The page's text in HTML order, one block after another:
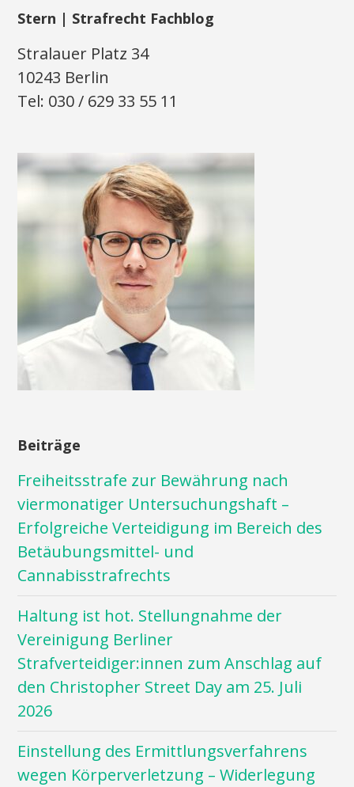
Stern | Strafrecht Fachblog
Stralauer Platz 34
10243 Berlin
Tel: 030 / 629 33 55 11
Beiträge
Freiheitsstrafe zur Bewährung nach
viermonatiger Untersuchungshaft –
Erfolgreiche Verteidigung im Bereich des
Betäubungsmittel- und
Cannabisstrafrechts
Haltung ist hot. Stellungnahme der
Vereinigung Berliner
Strafverteidiger:innen zum Anschlag auf
den Christopher Street Day am 25. Juli
2026
Einstellung des Ermittlungsverfahrens
wegen Körperverletzung – Widerlegung